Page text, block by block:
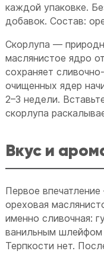
каждой упаковке.
добавок. Состав:
Скорлупа —
маслянистое ядро
сохраняет
очищенных ядер
2–3 недели.
скорлупа
Вкус и
Первое
ореховая
именно сливочная:
ванильным шлейфом
Терпкости нет.